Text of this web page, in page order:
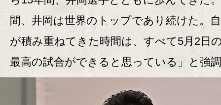
間、井岡は世界のトップであり続けた。
が積み重ねてきた時間は、すべて5月2日
最高の試合ができると思っている」と強